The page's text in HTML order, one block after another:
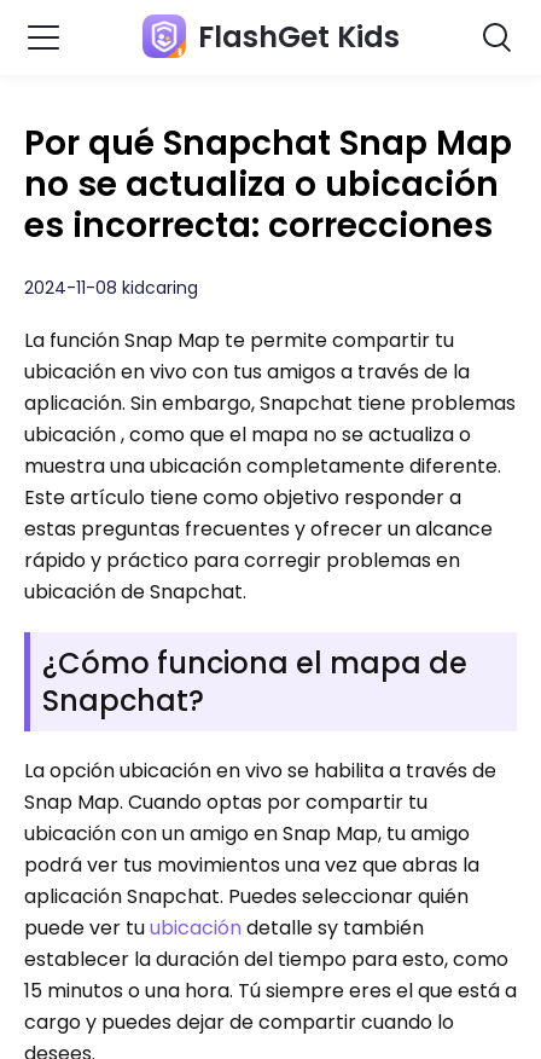
FlashGet Kids
Por qué Snapchat Snap Map
no se actualiza o ubicación
es incorrecta: correcciones
2024-11-08 kidcaring
La función Snap Map te permite compartir tu
ubicación en vivo con tus amigos a través de la
aplicación. Sin embargo, Snapchat tiene problemas
ubicación , como que el mapa no se actualiza o
muestra una ubicación completamente diferente.
Este artículo tiene como objetivo responder a
estas preguntas frecuentes y ofrecer un alcance
rápido y práctico para corregir problemas en
ubicación de Snapchat.
¿Cómo funciona el mapa de
Snapchat?
La opción ubicación en vivo se habilita a través de
Snap Map. Cuando optas por compartir tu
ubicación con un amigo en Snap Map, tu amigo
podrá ver tus movimientos una vez que abras la
aplicación Snapchat. Puedes seleccionar quién
puede ver tuubicación detalle sy también
establecer la duración del tiempo para esto, como
15 minutos o una hora. Tú siempre eres el que está a
cargo y puedes dejar de compartir cuando lo